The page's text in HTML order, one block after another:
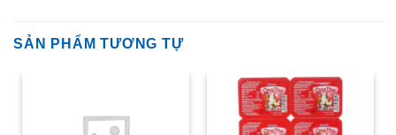
SẢN PHẨM TƯƠNG TỰ